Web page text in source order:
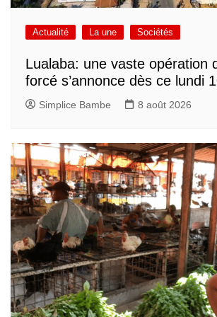
Actualité La une Sociétés
Lualaba: une vaste opération
forcé s’annonce dès ce lundi
Simplice Bambe 8 août 2026